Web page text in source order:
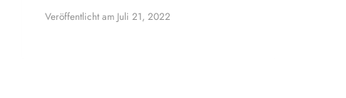
Veröffentlicht am Juli 21, 2022